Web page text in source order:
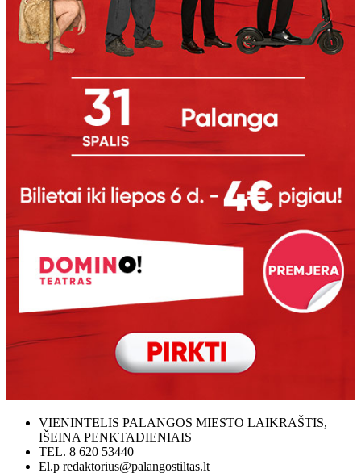
VIENINTELIS PALANGOS MIESTO LAIKRAŠTIS,
IŠEINA PENKTADIENIAIS
TEL. 8 620 53440
El.p redaktorius@palangostiltas.lt